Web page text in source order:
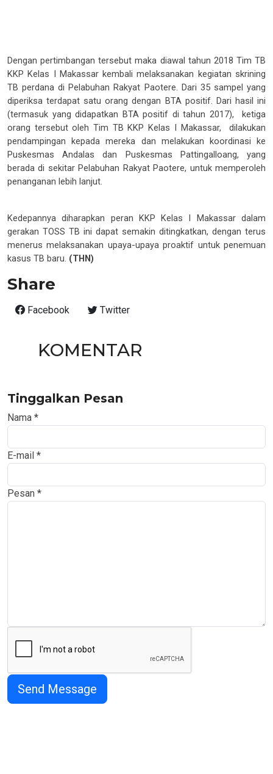
Dengan pertimbangan tersebut maka diawal tahun 2018 Tim TB
KKP Kelas I Makassar kembali melaksanakan kegiatan skrining
TB perdana di Pelabuhan Rakyat Paotere. Dari 35 sampel yang
diperiksa terdapat satu orang dengan BTA positif. Dari hasil ini
(termasuk yang didapatkan BTA positif di tahun 2017),
ketiga
orang tersebut oleh Tim TB KKP Kelas I Makassar,
dilakukan
pendampingan kepada mereka dan melakukan koordinasi ke
Puskesmas Andalas dan Puskesmas Pattingalloang, yang
berada di sekitar Pelabuhan Rakyat Paotere, untuk memperoleh
penanganan lebih lanjut.
Kedepannya diharapkan peran KKP Kelas I Makassar dalam
gerakan TOSS TB ini dapat semakin ditingkatkan, dengan terus
menerus melaksanakan upaya-upaya proaktif untuk penemuan
kasus TB baru. (THN)
Share
Facebook Twitter
KOMENTAR
Tinggalkan Pesan
Nama *
E-mail *
Pesan *